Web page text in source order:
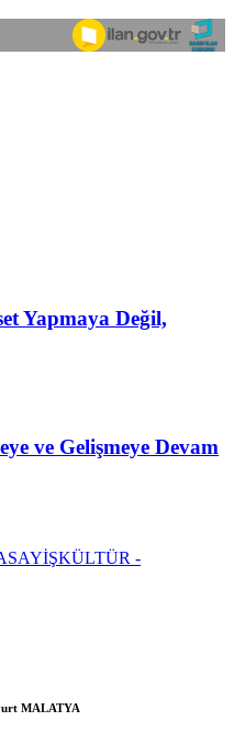
Yapmaya Değil,
ve Gelişmeye Devam
KÜLTÜR -
MALATYA